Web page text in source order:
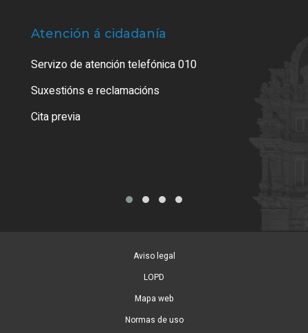
Atención á cidadanía
Servizo de atención telefónica 010
Suxestións e reclamacións
Cita previa
Aviso legal
LOPD
Mapa web
Normas de uso